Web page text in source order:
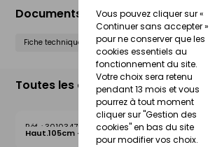
Vous pouvez cliquer sur «
Continuer sans accepter »
pour ne conserver que les
cookies essentiels au
fonctionnement du site.
Votre choix sera retenu
pendant 13 mois et vous
pourrez à tout moment
cliquer sur "Gestion des
cookies" en bas du site
pour modifier vos choix.
Documents liés
Fiche technique
Toutes les déclinaisons
30103475
Haut.105cm - larg.120cm